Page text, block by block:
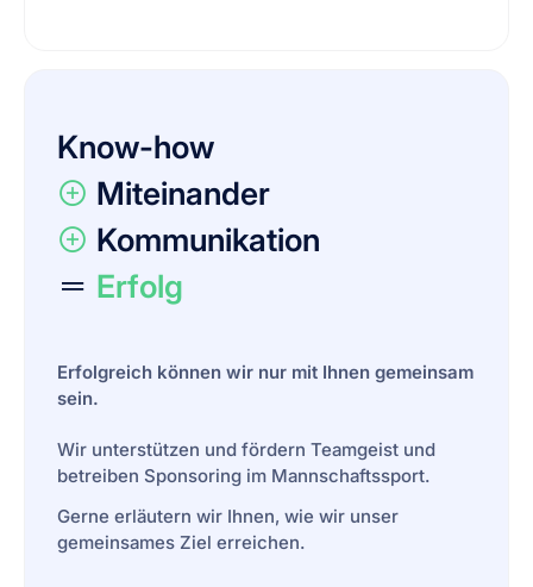
Know-how
Miteinander
Kommunikation
Erfolg
Erfolgreich können wir nur mit Ihnen gemeinsam
sein.
Wir unterstützen und fördern Teamgeist und
betreiben Sponsoring im Mannschaftssport.
Gerne erläutern wir Ihnen, wie wir unser
gemeinsames Ziel erreichen.